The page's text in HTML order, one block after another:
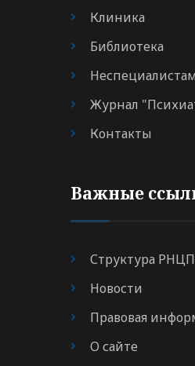
Клиника
Библиотека
Неспециалистам
Журнал
Контакты
Важные
Структура
Новости
Правовая
О сайте